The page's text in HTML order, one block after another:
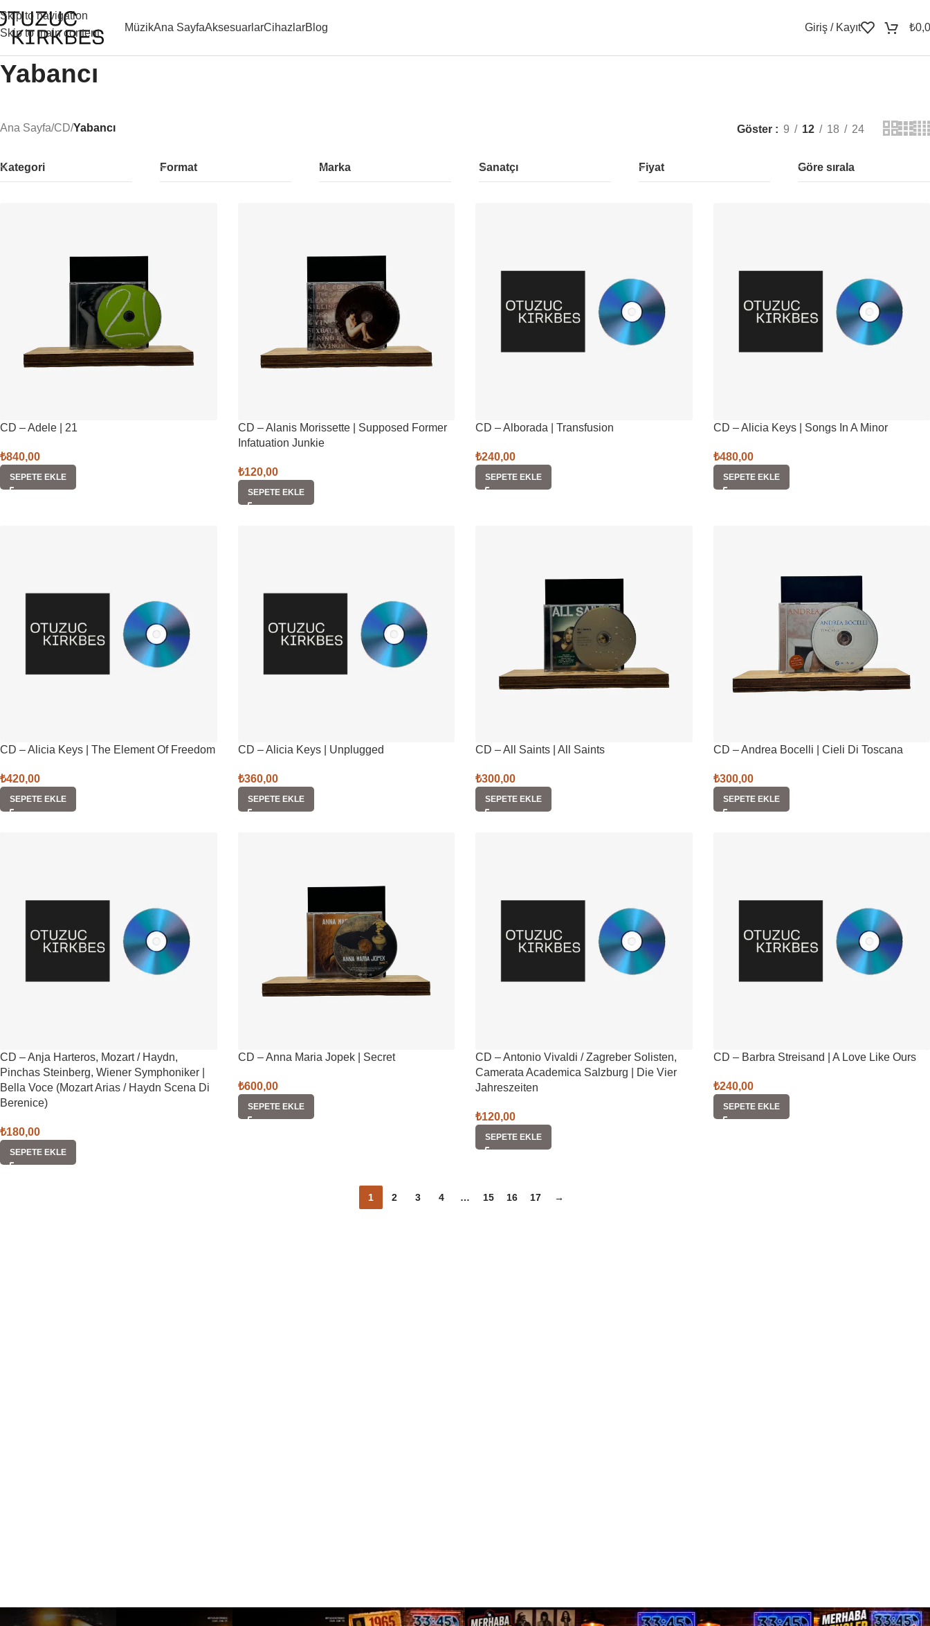
Skip to navigation
Skip to main content
MüzikAna SayfaAksesuarlarCihazlarBlog Giriş / Kayıt ₺
Yabancı
Ana Sayfa/CD/Yabancı Göster 9 12 18 24
Kategori Format Marka Sanatçı Fiyat Göre sırala
CD – Adele | 21
₺840,00
SEPETE EKLE
CD – Alanis Morissette | Supposed Former
Infatuation Junkie
₺120,00
SEPETE EKLE
CD – Alborada | Transfusion
₺240,00
SEPETE EKLE
CD – Alicia Keys | Songs In A Minor
₺480,00
SEPETE EKLE
CD – Alicia Keys | The Element Of Freedom
₺420,00
SEPETE EKLE
CD – Alicia Keys | Unplugged
₺360,00
SEPETE EKLE
CD – All Saints | All Saints
₺300,00
SEPETE EKLE
CD – Andrea Bocelli | Cieli Di Toscana
₺300,00
SEPETE EKLE
CD – Anja Harteros, Mozart / Haydn,
Pinchas Steinberg, Wiener Symphoniker |
Bella Voce (Mozart Arias / Haydn Scena Di
Berenice)
₺180,00
SEPETE EKLE
CD – Anna Maria Jopek | Secret
₺600,00
SEPETE EKLE
CD – Antonio Vivaldi / Zagreber Solisten,
Camerata Academica Salzburg | Die Vier
Jahreszeiten
₺120,00
SEPETE EKLE
CD – Barbra Streisand | A Love Like Ours
₺240,00
SEPETE EKLE
1 2 3 4 … 15 16 17 →